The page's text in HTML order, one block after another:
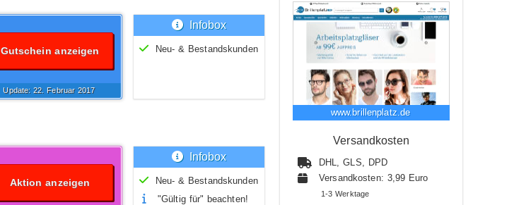
Gutschein anzeigen
Update: 22. Februar2017
Infobox
Neu- & Bestandskunden
Aktion anzeigen
Infobox
Neu- & Bestandskunden
"Gültig für" beachten!
www.brillenplatz.de
Versandkosten
DHL, GLS, DPD
Versandkosten: 3,99 Euro
1-3 Werktage